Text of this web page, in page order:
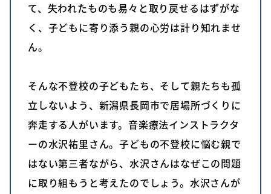
て、失われたものも易々と取り戻せるはずがな
く、子どもに寄り添う親の心労は計り知れませ
ん。
そんな不登校の子どもたち、そして親たちも孤
立しないよう、新潟県長岡市で居場所づくりに
奔走する人がいます。音楽療法インストラクタ
ーの水沢祐里さん。子どもの不登校に悩む親で
はない第三者ながら、水沢さんはなぜこの問題
に取り組もうと考えたのでしょう。水沢さんが